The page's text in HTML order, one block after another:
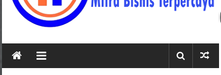
LINKARUTAMA.COM
Mitra